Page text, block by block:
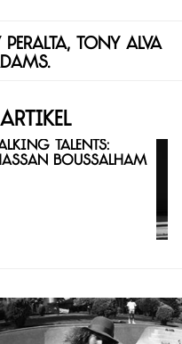
Tony Alva
Talents:
Boussalham